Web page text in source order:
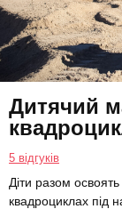
Дитячий
5 відгуків
Діти разом
квадроциклах під